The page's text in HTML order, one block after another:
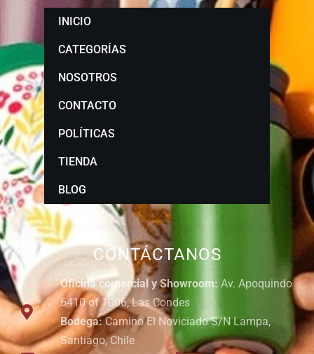
CONTÁCTANOS
Oficina comercial y Showroom: Av. Apoquindo
6410 of 1006, Las Condes
Bodega:Camino El Noviciado S/N Lampa,
Santiago, Chile
INICIO
CATEGORÍAS
NOSOTROS
CONTACTO
POLÍTICAS
TIENDA
BLOG